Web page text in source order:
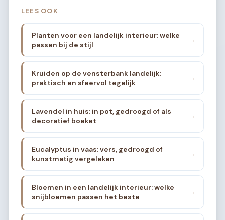
LEES OOK
Planten voor een landelijk interieur: welke
passen bij de stijl
→
Kruiden op de vensterbank landelijk:
praktisch en sfeervol tegelijk
→
Lavendel in huis: in pot, gedroogd of als
decoratief boeket
→
Eucalyptus in vaas: vers, gedroogd of
kunstmatig vergeleken
→
Bloemen in een landelijk interieur: welke
snijbloemen passen het beste
→